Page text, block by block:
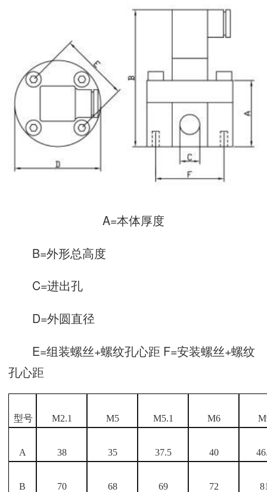
A=本体厚度
B=外形总高度
C=进出孔
D=外圆直径
E=组装螺丝+螺纹孔心距 F=安装螺丝+螺纹
孔心距
型号 M2.1 M5 M5.1 M6
A 38 35 37.5 40
B 70 68 69 72